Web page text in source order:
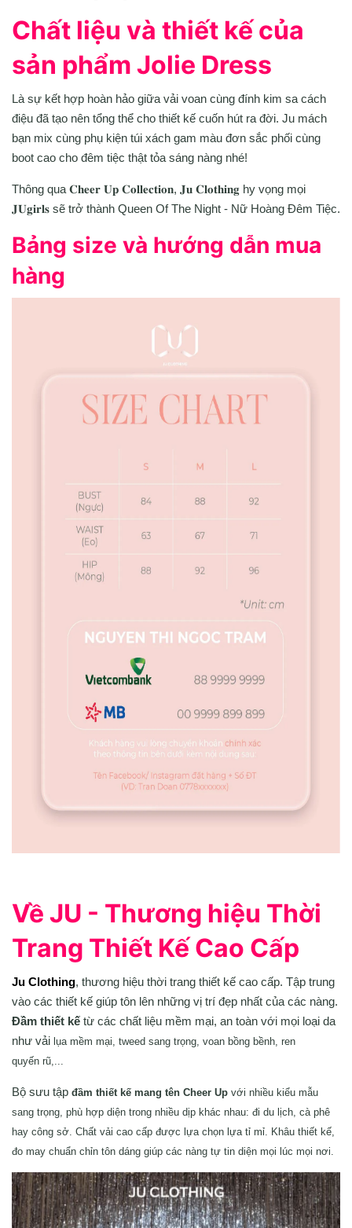
Chất liệu và thiết kế của
sản phẩm Jolie Dress
Là sự kết hợp hoàn hảo giữa vải voan cùng đính kim sa cách
điệu đã tạo nên tổng thể cho thiết kế cuốn hút ra đời. Ju mách
bạn mix cùng phụ kiện túi xách gam màu đơn sắc phối cùng
boot cao cho đêm tiệc thật tỏa sáng nàng nhé!
Thông qua 𝐂𝐡𝐞𝐞𝐫 𝐔𝐩 𝐂𝐨𝐥𝐥𝐞𝐜𝐭𝐢𝐨𝐧, 𝐉𝐮 𝐂𝐥𝐨𝐭𝐡𝐢𝐧𝐠 hy vọng mọi
𝐉𝐔𝐠𝐢𝐫𝐥𝐬 sẽ trở thành Queen Of The Night - Nữ Hoàng Đêm Tiệc.
Bảng size và hướng dẫn mua
hàng
Về JU - Thương hiệu Thời
Trang Thiết Kế Cao Cấp
Ju Clothing, thương hiệu thời trang thiết kế cao cấp. Tập trung
vào các thiết kế giúp tôn lên những vị trí đẹp nhất của các nàng.
Đầm thiết kế từ các chất liệu mềm mại, an toàn với mọi loại da
như vải lụa mềm mại, tweed sang trọng, voan bồng bềnh, ren
quyến rũ,...
Bộ sưu tập đầm thiết kế mang tên Cheer Up với nhiều kiểu mẫu
sang trọng, phù hợp diện trong nhiều dịp khác nhau: đi du lịch, cà phê
hay công sở. Chất vải cao cấp được lựa chọn lựa tỉ mỉ. Khâu thiết kế,
đo may chuẩn chỉn tôn dáng giúp các nàng tự tin diện mọi lúc mọi nơi.